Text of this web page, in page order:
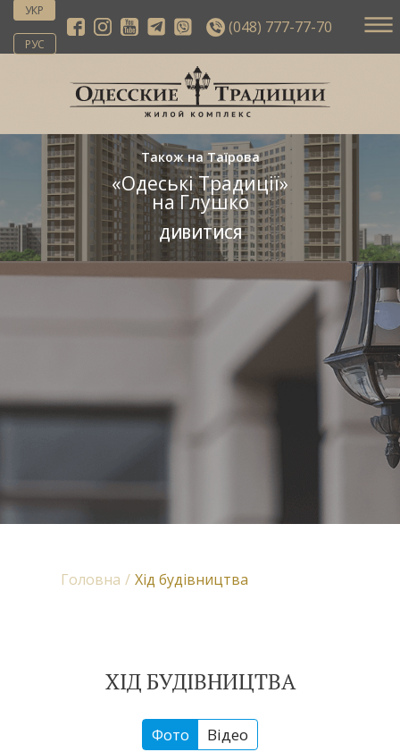
УКР
РУС
(048) 777-77-70
Також на Таїрова
«Одеські Традиції»
на Глушко
ДИВИТИСЯ
Головна Хід будівництва
ХІД БУДІВНИЦТВА
Фото Відео